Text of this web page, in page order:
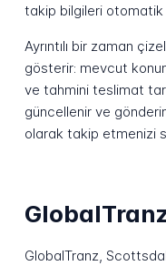
takip bilgileri
Ayrıntılı bir zaman
gösterir: mevcut
ve tahmini teslimat
güncellenir ve
olarak takip etmenizi
GlobalTranz,